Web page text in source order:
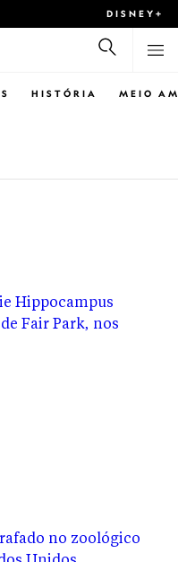
DISNEY+
HISTÓRIA MEIO